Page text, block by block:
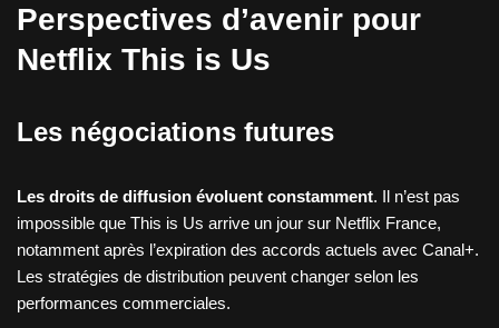
Perspectives d’avenir pour
Netflix This is Us
Les négociations futures
Les droits de diffusion évoluent constamment. Il n’est pas
impossible que This is Us arrive un jour sur Netflix France,
notamment après l’expiration des accords actuels avec Canal+.
Les stratégies de distribution peuvent changer selon les
performances commerciales.